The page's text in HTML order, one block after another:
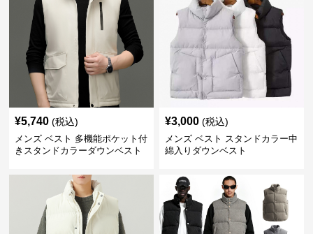
¥5,740 (税込)
メンズ ベスト 多機能ポケット付
きスタンドカラーダウンベスト
¥3,000 (税込)
メンズ ベスト スタンドカラー中
綿入りダウンベスト